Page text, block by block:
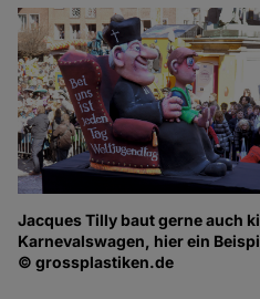
Jacques Tilly baut gerne auch
Karnevalswagen, hier ein
© grossplastiken.de